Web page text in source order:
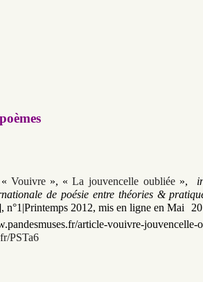
Vouivre », « La jouvencelle oubliée »,
de poésie entre théories &
n°1|Printemps 2012, mis en ligne en Mai
article-vouivre-jouvencelle-
PSTa6